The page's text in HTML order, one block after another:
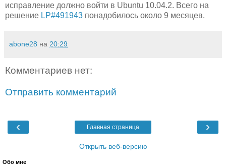
исправление должно войти в Ubuntu 10.04.2. Всего на
решение LP#491943 понадобилось около 9 месяцев.
abone28 на 20:29
Комментариев нет:
Отправить комментарий
‹ ›
Главная страница
Открыть веб-версию
Обо мне